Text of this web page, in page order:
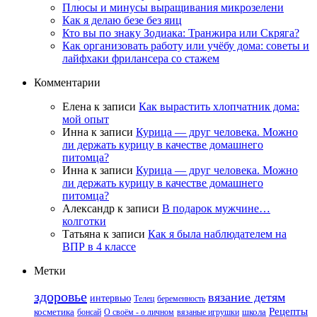
Плюсы и минусы выращивания микрозелени
Как я делаю безе без яиц
Кто вы по знаку Зодиака: Транжира или Скряга?
Как организовать работу или учёбу дома: советы и
лайфхаки фрилансера со стажем
Комментарии
Елена к записи Как вырастить хлопчатник дома:
мой опыт
Инна к записи Курица — друг человека. Можно
ли держать курицу в качестве домашнего
питомца?
Инна к записи Курица — друг человека. Можно
ли держать курицу в качестве домашнего
питомца?
Александр к записи В подарок мужчине…
колготки
Татьяна к записи Как я была наблюдателем на
ВПР в 4 классе
Метки
здоровье интервью Телец беременность вязание детям
косметика бонсай О своём - о личном вязаные игрушки школа Рецепты